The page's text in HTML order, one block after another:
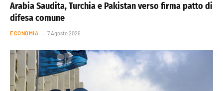
Arabia Saudita, Turchia e Pakistan verso firma patto di
difesa comune
ECONOMIA 7 Agosto 2026